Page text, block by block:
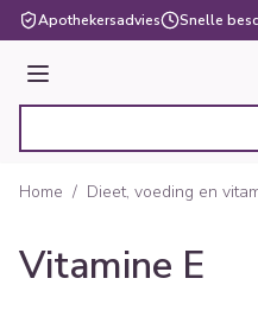
Ga naar de inhoud
Apothekersadvies Snelle
Menu
Home / Dieet, voeding en
Vitamine E